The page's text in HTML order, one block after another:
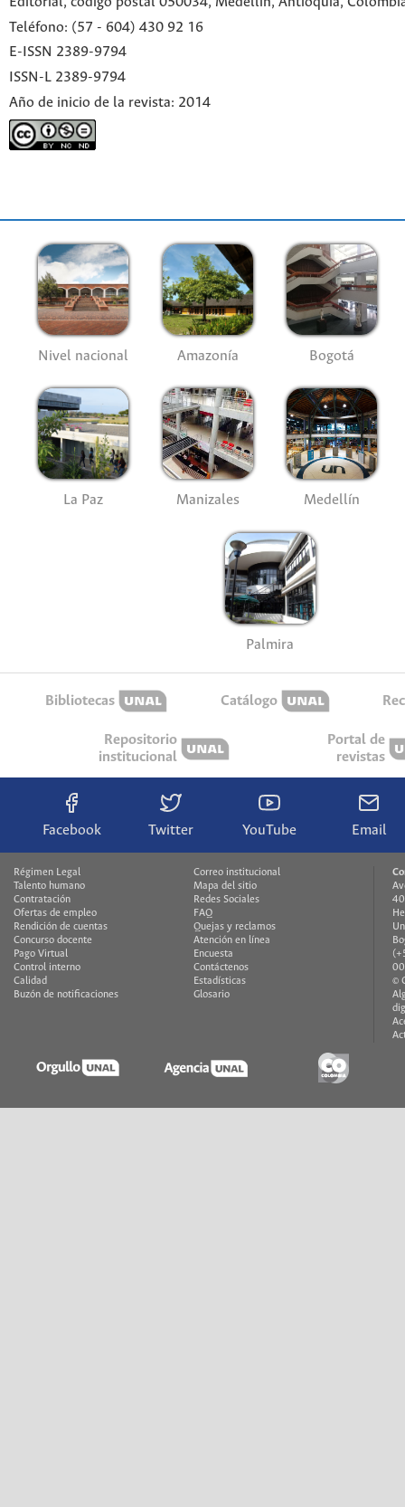
Teléfono: (57 - 604) 430 92 16
E-ISSN 2389-9794
ISSN-L 2389-9794
Año de inicio de la revista: 2014
Nivel nacional Amazonía Bogotá
La Paz Manizales Medellín
Palmira
Bibliotecas Catálogo
Repositorio
institucional
Portal de
revistas
Facebook Twitter YouTube Email
Régimen Legal
Talento humano
Contratación
Ofertas de empleo
Rendición de cuentas
Concurso docente
Pago Virtual
Control interno
Calidad
Buzón de notificaciones
Correo institucional
Mapa del sitio
Redes Sociales
FAQ
Quejas y reclamos
Atención en línea
Encuesta
Contáctenos
Estadísticas
Glosario
©